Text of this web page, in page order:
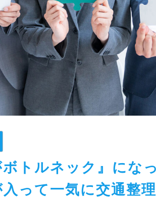
ボトルネック』にな
って一気に交通整